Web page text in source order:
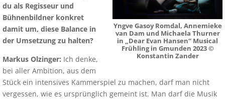
Yngve Gasoy Romdal, Annemieke
van Dam und Michaela Thurner
in „Dear Evan Hansen“ Musical
Frühling in Gmunden 2023 ©
Konstantin Zander
du als Regisseur und
Bühnenbildner konkret
damit um, diese Balance in
der Umsetzung zu halten?
Markus Olzinger: Ich denke,
bei aller Ambition, aus dem
Stück ein intensives Kammerspiel zu machen, darf man nicht
vergessen, wie es ursprünglich gemeint ist. Man darf die Musik